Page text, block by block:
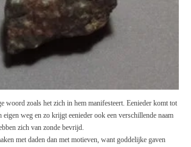
woord zoals het zich in hem manifesteert. Eenieder komt tot
weg en zo krijgt eenieder ook een verschillende naam
zich van zonde bevrijd.
met daden dan met motieven, want goddelijke gaven